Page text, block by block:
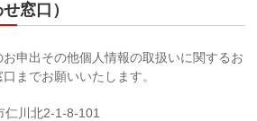
窓口）
申出その他個人情報の取扱いに関するお
までお願いいたします。
仁川北2-1-8-101